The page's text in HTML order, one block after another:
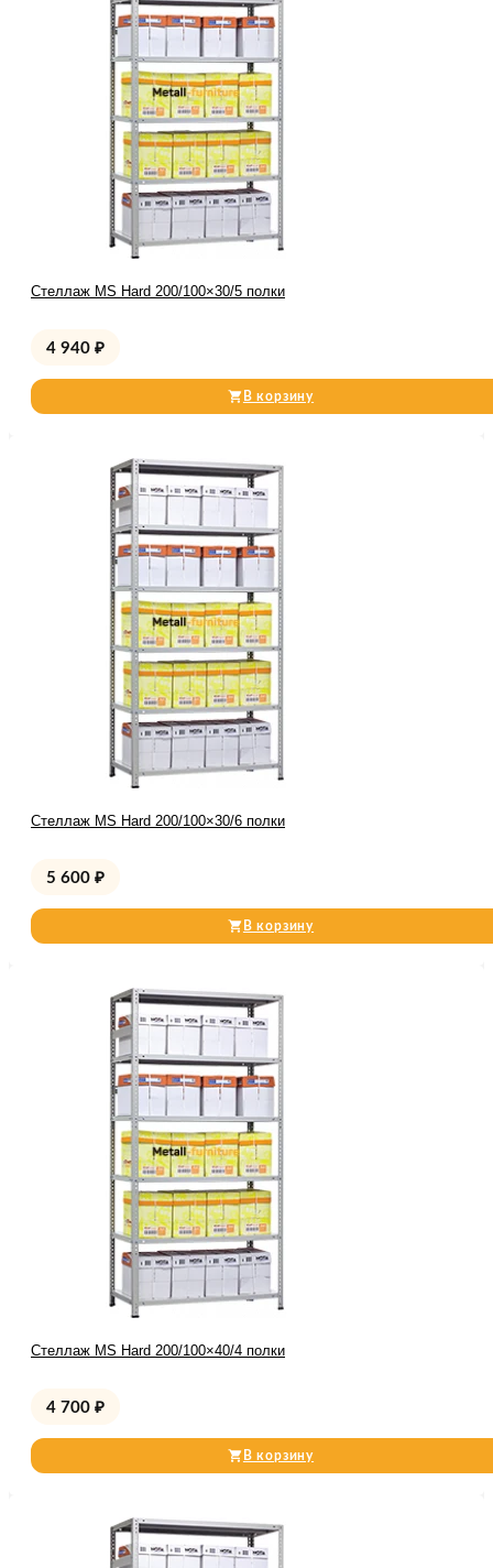
Стеллаж MS Hard 200/100×30/5 полки
4 940 ₽
В корзину
Стеллаж MS Hard 200/100×30/6 полки
5 600 ₽
В корзину
Стеллаж MS Hard 200/100×40/4 полки
4 700 ₽
В корзину